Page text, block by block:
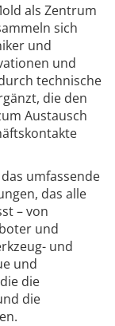
als Zentrum
sich
und
und
technische
die den
Austausch
umfassende
das alle
– von
und
und
und
die
die